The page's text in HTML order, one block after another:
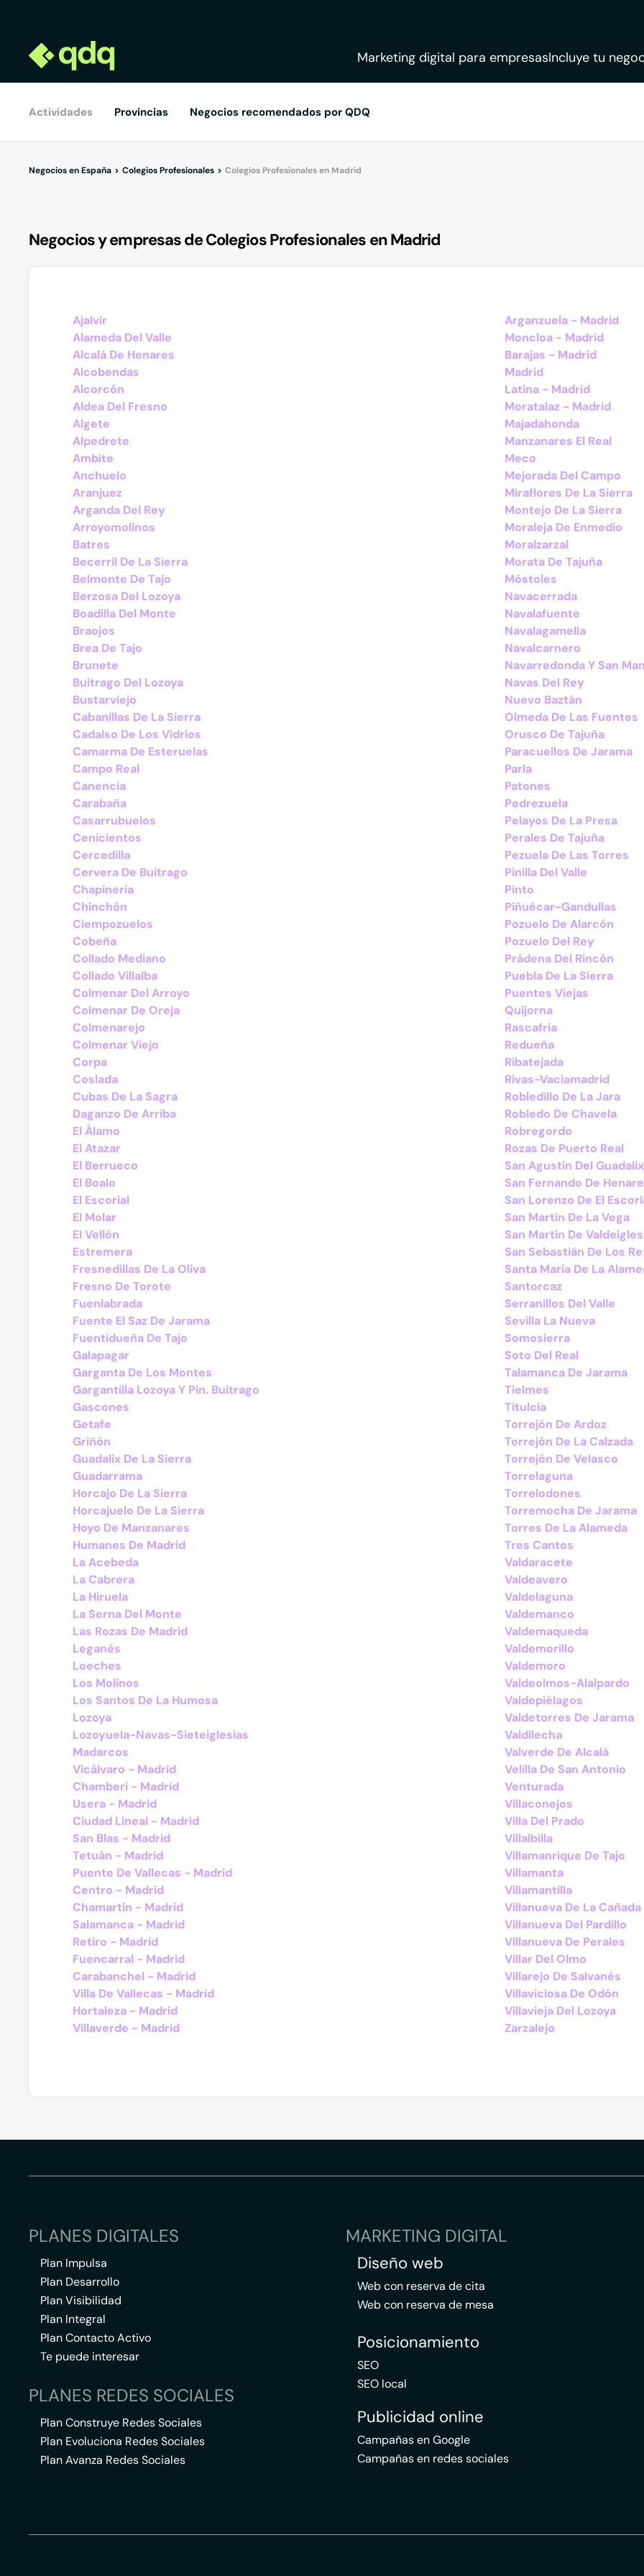
Marketing digital para empresasIncluye tu
Actividades Provincias Negocios recomendados por QDQ
Negocios en España Colegios Profesionales Colegios Profesionales en Madrid
Negocios y empresas de Colegios Profesionales en Madrid
Ajalvir
Alameda Del Valle
Alcalá De Henares
Alcobendas
Alcorcón
Aldea Del Fresno
Algete
Alpedrete
Ambite
Anchuelo
Aranjuez
Arganda Del Rey
Arroyomolinos
Batres
Becerril De La Sierra
Belmonte De Tajo
Berzosa Del Lozoya
Boadilla Del Monte
Braojos
Brea De Tajo
Brunete
Buitrago Del Lozoya
Bustarviejo
Cabanillas De La Sierra
Cadalso De Los Vidrios
Camarma De Esteruelas
Campo Real
Canencia
Carabaña
Casarrubuelos
Cenicientos
Cercedilla
Cervera De Buitrago
Chapinería
Chinchón
Ciempozuelos
Cobeña
Collado Mediano
Collado Villalba
Colmenar Del Arroyo
Colmenar De Oreja
Colmenarejo
Colmenar Viejo
Corpa
Coslada
Cubas De La Sagra
Daganzo De Arriba
El Álamo
El Atazar
El Berrueco
El Boalo
El Escorial
El Molar
El Vellón
Estremera
Fresnedillas De La Oliva
Fresno De Torote
Fuenlabrada
Fuente El Saz De Jarama
Fuentidueña De Tajo
Galapagar
Garganta De Los Montes
Gargantilla Lozoya Y Pin. Buitrago
Gascones
Getafe
Griñón
Guadalix De La Sierra
Guadarrama
Horcajo De La Sierra
Horcajuelo De La Sierra
Hoyo De Manzanares
Humanes De Madrid
La Acebeda
La Cabrera
La Hiruela
La Serna Del Monte
Las Rozas De Madrid
Leganés
Loeches
Los Molinos
Los Santos De La Humosa
Lozoya
Lozoyuela-Navas-Sieteiglesias
Madarcos
Vicálvaro - Madrid
Chamberí - Madrid
Usera - Madrid
Ciudad Lineal - Madrid
San Blas - Madrid
Tetuán - Madrid
Puente De Vallecas - Madrid
Centro - Madrid
Chamartín - Madrid
Salamanca - Madrid
Retiro - Madrid
Fuencarral - Madrid
Carabanchel - Madrid
Villa De Vallecas - Madrid
Hortaleza - Madrid
Villaverde - Madrid
Arganzuela - Madrid
Moncloa - Madrid
Barajas - Madrid
Madrid
Latina - Madrid
Moratalaz - Madrid
Majadahonda
Manzanares El Real
Meco
Mejorada Del Campo
Miraflores De La Sierra
Montejo De La Sierra
Moraleja De Enmedio
Moralzarzal
Morata De Tajuña
Móstoles
Navacerrada
Navalafuente
Navalagamella
Navalcarnero
Navarredonda Y San
Navas Del Rey
Nuevo Baztán
Olmeda De Las Fuentes
Orusco De Tajuña
Paracuellos De Jarama
Parla
Patones
Pedrezuela
Pelayos De La Presa
Perales De Tajuña
Pezuela De Las Torres
Pinilla Del Valle
Pinto
Piñuécar-Gandullas
Pozuelo De Alarcón
Pozuelo Del Rey
Prádena Del Rincón
Puebla De La Sierra
Puentes Viejas
Quijorna
Rascafría
Redueña
Ribatejada
Rivas-Vaciamadrid
Robledillo De La Jara
Robledo De Chavela
Robregordo
Rozas De Puerto Real
San Agustín Del Guadalix
San Fernando De
San Lorenzo De El
San Martín De La Vega
San Martín De
San Sebastián De Los
Santa María De La
Santorcaz
Serranillos Del Valle
Sevilla La Nueva
Somosierra
Soto Del Real
Talamanca De Jarama
Tielmes
Titulcia
Torrejón De Ardoz
Torrejón De La Calzada
Torrejón De Velasco
Torrelaguna
Torrelodones
Torremocha De Jarama
Torres De La Alameda
Tres Cantos
Valdaracete
Valdeavero
Valdelaguna
Valdemanco
Valdemaqueda
Valdemorillo
Valdemoro
Valdeolmos-Alalpardo
Valdepiélagos
Valdetorres De Jarama
Valdilecha
Valverde De Alcalá
Velilla De San Antonio
Venturada
Villaconejos
Villa Del Prado
Villalbilla
Villamanrique De Tajo
Villamanta
Villamantilla
Villanueva De La Cañada
Villanueva Del Pardillo
Villanueva De Perales
Villar Del Olmo
Villarejo De Salvanés
Villaviciosa De Odón
Villavieja Del Lozoya
Zarzalejo
PLANES DIGITALES
Plan Impulsa
Plan Desarrollo
Plan Visibilidad
Plan Integral
Plan Contacto Activo
Te puede interesar
PLANES REDES SOCIALES
Plan Construye Redes Sociales
Plan Evoluciona Redes Sociales
Plan Avanza Redes Sociales
MARKETING DIGITAL
Diseño web
Web con reserva de cita
Web con reserva de mesa
Posicionamiento
SEO
SEO local
Publicidad online
Campañas en Google
Campañas en redes sociales